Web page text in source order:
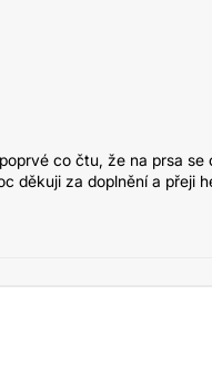
co čtu, že na prsa
děkuji za doplnění a přeji